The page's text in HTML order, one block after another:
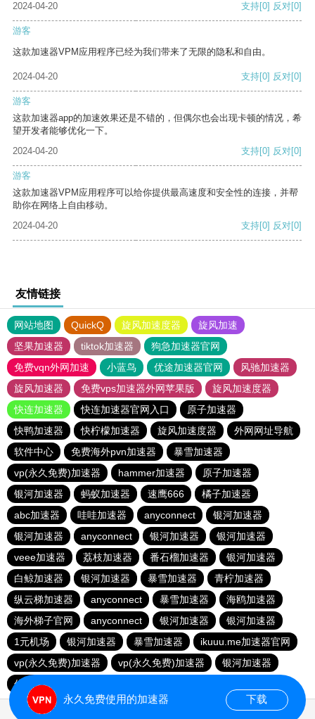
2024-04-20
支持[0] 反对[0]
游客
这款加速器VPM应用程序已经为我们带来了无限的隐私和自由。
2024-04-20 支持[0] 反对[0]
游客
这款加速器app的加速效果还是不错的，但偶尔也会出现卡顿的情况，希
望开发者能够优化一下。
2024-04-20
支持[0] 反对[0]
游客
这款加速器VPM应用程序可以给你提供最高速度和安全性的连接，并帮
助你在网络上自由移动。
2024-04-20
支持[0] 反对[0]
友情链接
网站地图 QuickQ 旋风加速度器
旋风加速
坚果加速器
tiktok加速器
狗急加速器官网
免费vqn外网加速
小蓝鸟 优途加速器官网
风驰加速器
旋风加速器
免费vps加速器外网苹果版
旋风加速度器
快连加速器
快连加速器官网入口
原子加速器
快鸭加速器
快柠檬加速器 旋风加速度器
外网网址导航
软件中心
免费海外pvn加速器
暴雪加速器
vp(永久免费)加速器
hammer加速器
原子加速器
银河加速器
蚂蚁加速器 速鹰666
橘子加速器
abc加速器
哇哇加速器 anyconnect
银河加速器
银河加速器
anyconnect 银河加速器
银河加速器
veee加速器
荔枝加速器 番石榴加速器
银河加速器
白鲸加速器
银河加速器 暴雪加速器
青柠加速器
纵云梯加速器
anyconnect 暴雪加速器
海鸥加速器
海外梯子官网
anyconnect 银河加速器
银河加速器
1元机场
银河加速器 暴雪加速器
ikuuu.me加速器官网
vp(永久免费)加速器
vp(永久免费)加速器
银河加速器
优云666
永久免费使用的加速器 下载